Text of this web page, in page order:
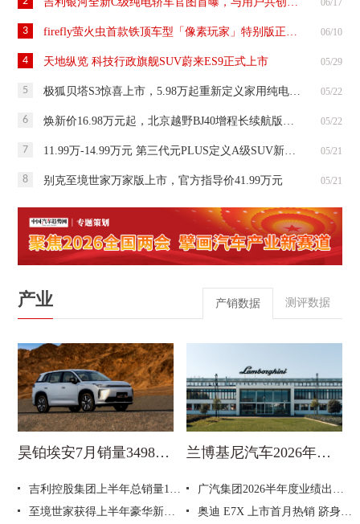
06/17
3 firefly萤火虫首款铁顶车型「像素玩家」特别版正式发布 06/10
4 天地纵览 科技行政旗舰SUV蔚来ES9正式上市 05/29
5 极狐贝塔S3惊喜上市，5.98万起重新定义家用纯电标杆 05/22
6 焕新价16.98万元起，北京越野BJ40增程长续航版正式上市 05/22
7 11.99万-14.99万元 第三代元PLUS定义A级SUV新标杆 05/21
8 别克至境世家万家版上市，官方指导价41.99万元 05/21
产业 产销数据 测评数据
昊铂埃安7月销量34987辆，同比增长31.74%，全新Ray系列蓄势待发 兰博基尼汽车2026年上半年业绩持续增长
吉利控股集团上半年总销量193.5万辆 创历史新高
广汽集团2026半年度业绩出炉，昊铂埃安销量同比增长15%
至境世家获得上半年豪华新能源MPV销量冠军
奥迪 E7X 上市首月热销 跻身30万级纯电SUV市场前三